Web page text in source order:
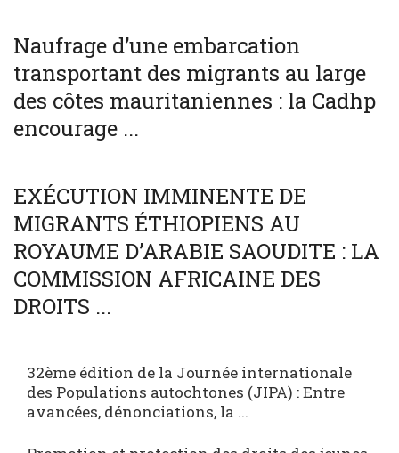
Naufrage d’une embarcation
transportant des migrants au large
des côtes mauritaniennes : la Cadhp
encourage ...
SOCIÉTÉ
EXÉCUTION IMMINENTE DE
MIGRANTS ÉTHIOPIENS AU
ROYAUME D’ARABIE SAOUDITE : LA
COMMISSION AFRICAINE DES
DROITS ...
32ème édition de la Journée internationale
des Populations autochtones (JIPA) : Entre
avancées, dénonciations, la ...